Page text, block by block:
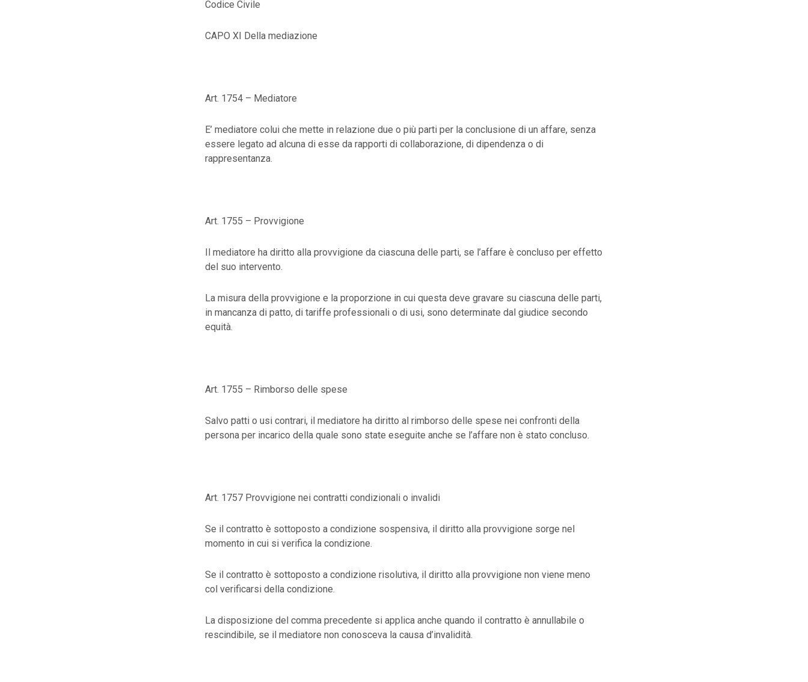
Codice Civile
CAPO XI Della mediazione
Art. 1754 – Mediatore
E’ mediatore colui che mette in relazione due o più parti per la conclusione di un affare, senza
essere legato ad alcuna di esse da rapporti di collaborazione, di dipendenza o di
rappresentanza.
Art. 1755 – Provvigione
Il mediatore ha diritto alla provvigione da ciascuna delle parti, se l’affare è concluso per effetto
del suo intervento.
La misura della provvigione e la proporzione in cui questa deve gravare su ciascuna delle parti,
in mancanza di patto, di tariffe professionali o di usi, sono determinate dal giudice secondo
equità.
Art. 1755 – Rimborso delle spese
Salvo patti o usi contrari, il mediatore ha diritto al rimborso delle spese nei confronti della
persona per incarico della quale sono state eseguite anche se l’affare non è stato concluso.
Art. 1757 Provvigione nei contratti condizionali o invalidi
Se il contratto è sottoposto a condizione sospensiva, il diritto alla provvigione sorge nel
momento in cui si verifica la condizione.
Se il contratto è sottoposto a condizione risolutiva, il diritto alla provvigione non viene meno
col verificarsi della condizione.
La disposizione del comma precedente si applica anche quando il contratto è annullabile o
rescindibile, se il mediatore non conosceva la causa d’invalidità.